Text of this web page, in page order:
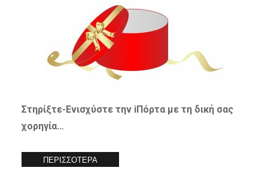
Στηρίξτε-Ενισχύστετην iΠόρτα με τη δική σας
χορηγία…
ΠΕΡΙΣΣΟΤΕΡΑ